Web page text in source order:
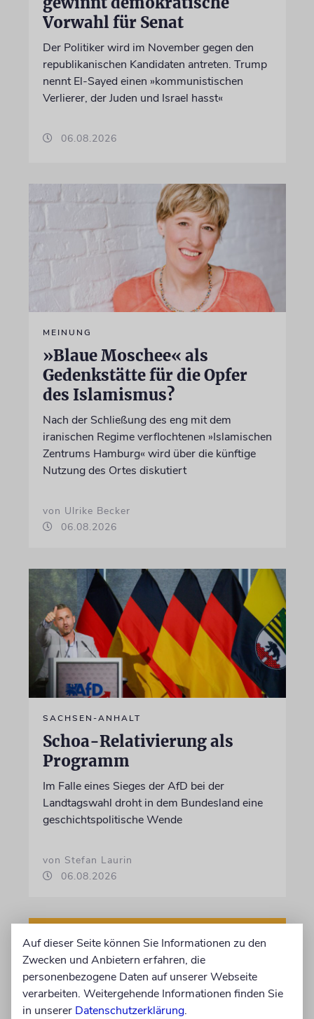
Vorwahl für Senat
Der Politiker wird im November gegen den
republikanischen Kandidaten antreten. Trump
nennt El-Sayed einen »kommunistischen
Verlierer, der Juden und Israel hasst«
06.08.2026
MEINUNG
»Blaue Moschee« als
Gedenkstätte für die Opfer
des Islamismus?
Nach der Schließung des eng mit dem
iranischen Regime verflochtenen »Islamischen
Zentrums Hamburg« wird über die künftige
Nutzung des Ortes diskutiert
von Ulrike Becker
06.08.2026
SACHSEN-ANHALT
Schoa-Relativierung als
Programm
Im Falle eines Sieges der AfD bei der
Landtagswahl droht in dem Bundesland eine
geschichtspolitische Wende
von Stefan Laurin
06.08.2026
Auf dieser Seite können Sie Informationen zu den
Zwecken und Anbietern erfahren, die
personenbezogene Daten auf unserer Webseite
verarbeiten. Weitergehende Informationen finden Sie
in unserer Datenschutzerklärung.